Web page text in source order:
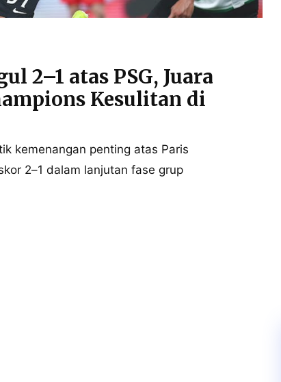
2–1 atas PSG, Juara
Kesulitan di
kemenangan penting atas Paris
2–1 dalam lanjutan fase grup